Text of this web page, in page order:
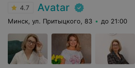
4.7 Avatar
Минск, ул. Притыцкого, 83 до 21:00